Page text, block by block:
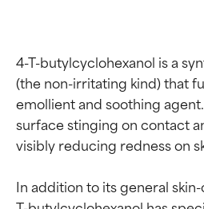
4-T-butylcyclohexanol is a
(the non-irritating kind) that
emollient and soothing
surface stinging on contact
visibly reducing redness on
In addition to its general